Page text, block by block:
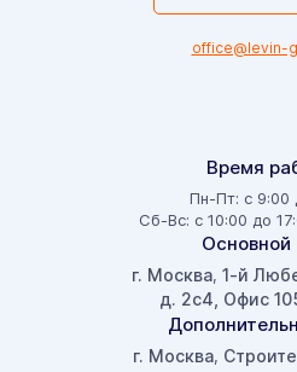
Время
Пн-Пт: с 9:00
Сб-Вс: с 10:00 до
Основной
г. Москва, 1-й
д. 2с4, Офис
г. Москва,
office@levin-